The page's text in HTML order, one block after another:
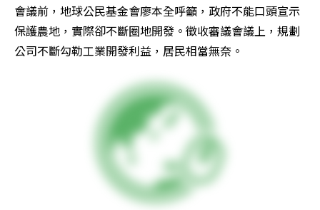
會議前，地球公民基金會廖本全呼籲，政府不能口頭宣示
保護農地，實際卻不斷圈地開發。徵收審議會議上，規劃
公司不斷勾勒工業開發利益，居民相當無奈。